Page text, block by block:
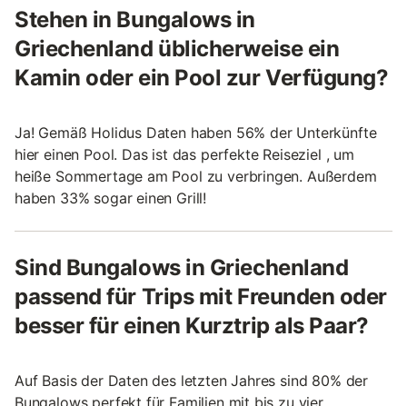
Stehen in Bungalows in
Griechenland üblicherweise ein
Kamin oder ein Pool zur Verfügung?
Ja! Gemäß Holidus Daten haben 56% der Unterkünfte
hier einen Pool. Das ist das perfekte Reiseziel , um
heiße Sommertage am Pool zu verbringen. Außerdem
haben 33% sogar einen Grill!
Sind Bungalows in Griechenland
passend für Trips mit Freunden oder
besser für einen Kurztrip als Paar?
Auf Basis der Daten des letzten Jahres sind 80% der
Bungalows perfekt für Familien mit bis zu vier